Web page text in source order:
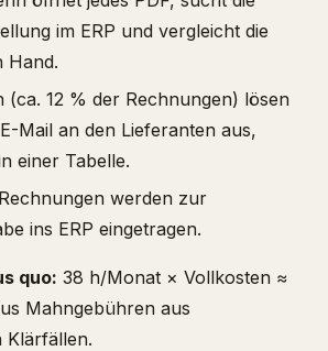
im ERP und vergleicht die
Hand.
(ca. 12 % der Rechnungen) lösen
Mail an den Lieferanten aus,
einer Tabelle.
werden zur
ins ERP eingetragen.
quo: 38 h/Monat × Vollkosten ≈
Mahngebühren aus
Klärfällen.